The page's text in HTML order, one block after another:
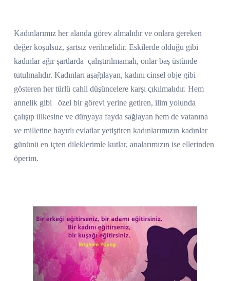
Kadınlarımız her alanda görev almalıdır ve onlara gereken
değer koşulsuz, şartsız verilmelidir. Eskilerde olduğu gibi
kadınlar ağır şartlarda çalıştırılmamalı, onlar baş üstünde
tutulmalıdır. Kadınları aşağılayan, kadını cinsel obje gibi
gösteren her türlü cahil düşüncelere karşı çıkılmalıdır. Hem
annelik gibi
özel bir görevi yerine getiren, ilim yolunda
çalışıp ülkesine ve dünyaya fayda sağlayan hem de vatanına
ve milletine hayırlı evlatlar yetiştiren kadınlarımızın kadınlar
gününü en içten dileklerimle kutlar, analarımızın ise ellerinden
öperim.